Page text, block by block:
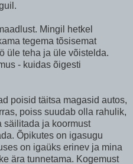
Mingil hetkel
tegema tõsisemat
üle teha ja üle võistelda.
- kuidas õigesti
poisid täitsa magasid autos,
poiss suudab olla rahulik,
säilitada ja koormust
Õpikutes on igasugu
on igaüks erinev ja mina
ära tunnetama. Kogemust